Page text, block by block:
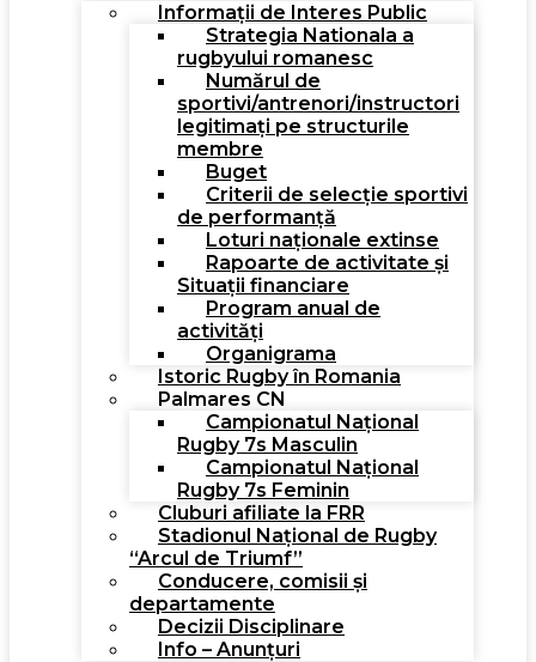
Informații de Interes Public
Strategia Nationala a
rugbyului romanesc
Numărul de
sportivi/antrenori/instructori
legitimați pe structurile
membre
Buget
Criterii de selecție sportivi
de performanță
Loturi naționale extinse
Rapoarte de activitate și
Situații financiare
Program anual de
activități
Organigrama
Istoric Rugby în Romania
Palmares CN
Campionatul Național
Rugby 7s Masculin
Campionatul Național
Rugby 7s Feminin
Cluburi afiliate la FRR
Stadionul Național de Rugby
“Arcul de Triumf”
Conducere, comisii și
departamente
Decizii Disciplinare
Info – Anunțuri